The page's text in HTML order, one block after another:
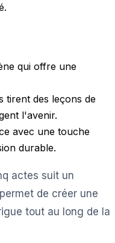
qui offre une
tirent des leçons de
l'avenir.
avec une touche
durable.
actes suit un
de créer une
tout au long de la